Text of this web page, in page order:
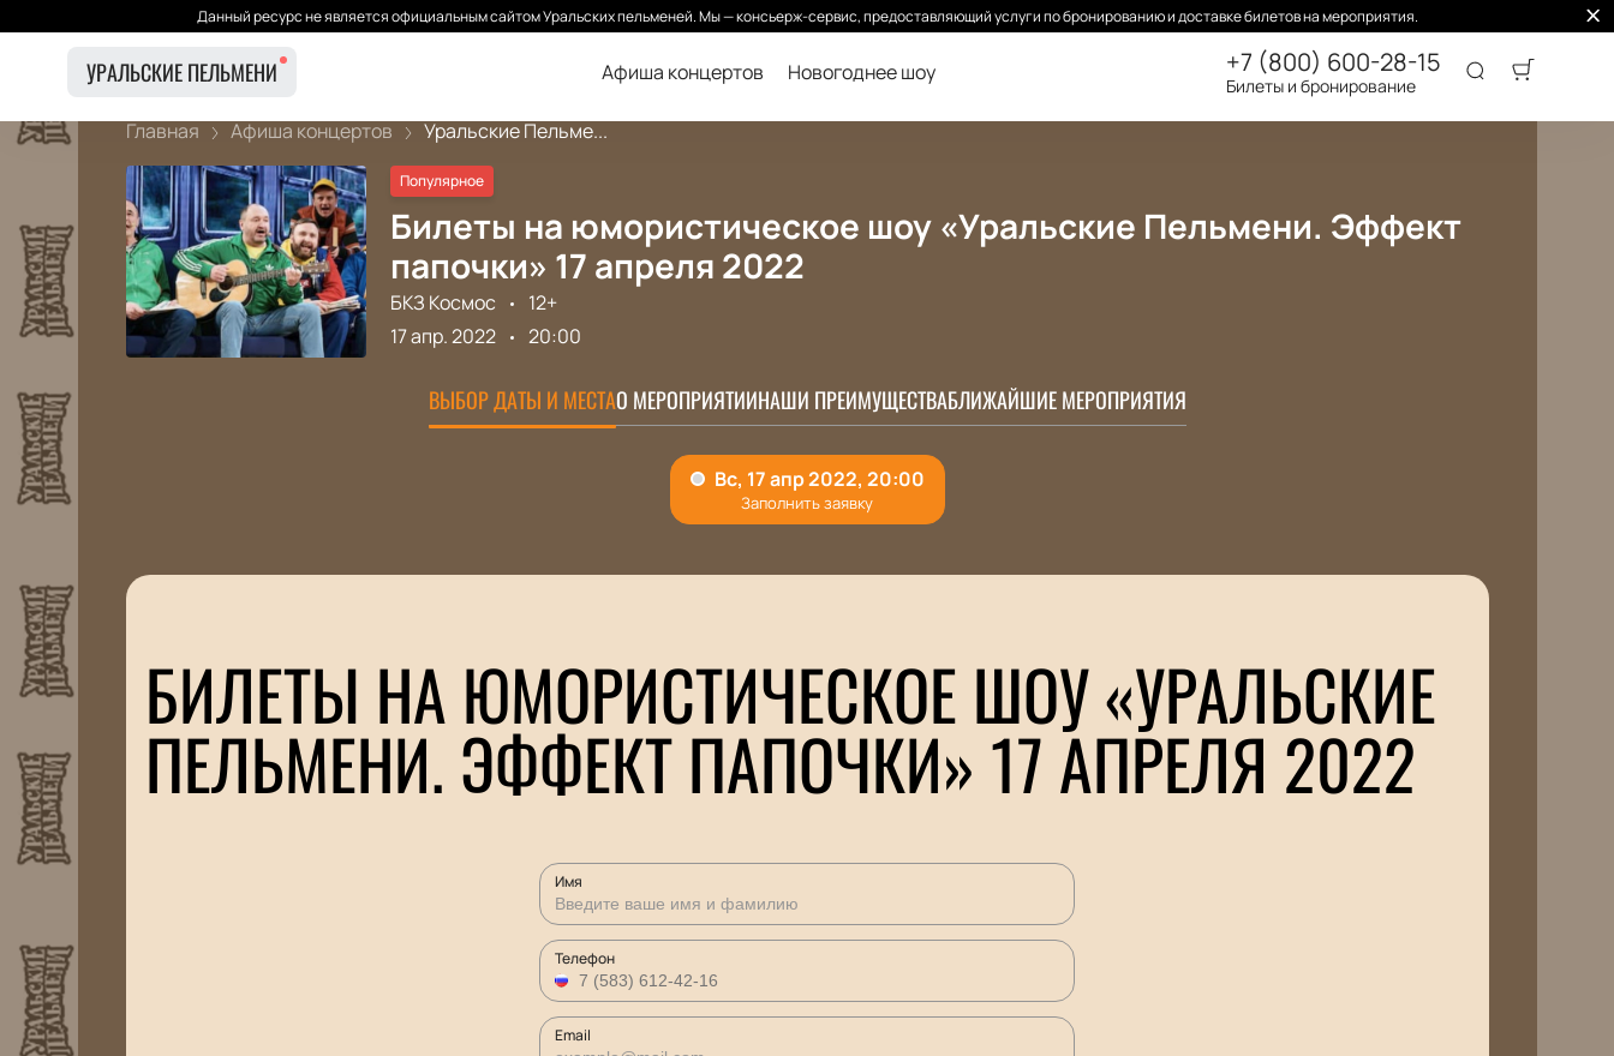
Данный ресурс не является официальным сайтом Уральских пельменей. Мы — консьерж-сервис, предоставляющий услуги по бронированию и доставке билетов на мероприятия.
УРАЛЬСКИЕ ПЕЛЬМЕНИ Афиша концертов Новогоднее шоу +7 (800) 600-28-15
Билеты и бронирование
Главная Афиша концертов Уральские Пельме...
Популярное
Билеты на юмористическое шоу «Уральские Пельмени. Эффект
папочки» 17 апреля 2022
БКЗ Космос
12+
17 апр. 2022
20:00
ВЫБОР ДАТЫ И МЕСТАО МЕРОПРИЯТИИНАШИ ПРЕИМУЩЕСТВАБЛИЖАЙШИЕ МЕРОПРИЯТИЯ
БИЛЕТЫ НА ЮМОРИСТИЧЕСКОЕ ШОУ «УРАЛЬСКИЕ
ПЕЛЬМЕНИ. ЭФФЕКТ ПАПОЧКИ» 17 АПРЕЛЯ 2022
Имя
Телефон
Email